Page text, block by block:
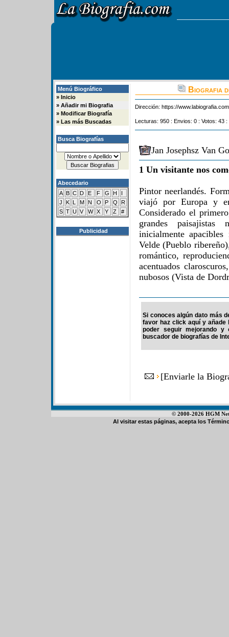
Menú Biográfico
» Inicio
» Añadir mi Biografia
» Modificar Biografía
» Las más Buscadas
Busca Biografías
Abecedario
A B C D E F G H
I
J
K L M N O P Q
R
S T U V W X Y Z #
Publicidad
Biografia
Dirección: https://
Lecturas: 950 : Envios: 0 : Votos: 43
Jan Josephsz Van
1 Un visitante nos
Pintor neerlandés.
viajó por Europa y
Considerado el
grandes
inicialmente
Velde (Pueblo
romántico,
acentuados
nubosos (Vista de
Si conoces algún dato más
favor haz click aquí y
poder seguir mejorando y
buscador de biografías de
[Enviarle la
© 2000-2026 HGM
Al visitar estas páginas, acepta los